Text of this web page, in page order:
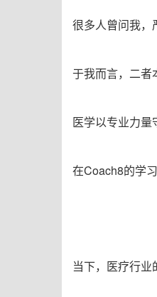
很多人曾问我，
于我而言，二者
医学以专业力量
在Coach8的学
当下，医疗行